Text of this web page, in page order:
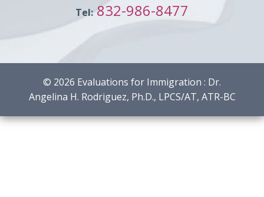
Tel:832-986-8477
© 2026 Evaluations for Immigration : Dr.
Angelina H. Rodriguez, Ph.D., LPCS/AT, ATR-BC